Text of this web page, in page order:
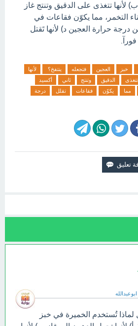
لأنها تتغذى على الدقيق وتنتج غاز
التخمر، مما يكوّن فقاعات في
درجة حرارة العجين د) لأنها تَقتل
خبز العجين فتجعله ينتفخ؟
لأنها
تتغذى الدقيق وتنتج ثاني
أكسيد
مما يكوّن فقاعات تقلل
درجة
ابوعبدالله
تُستخدم الخميرة في خبز